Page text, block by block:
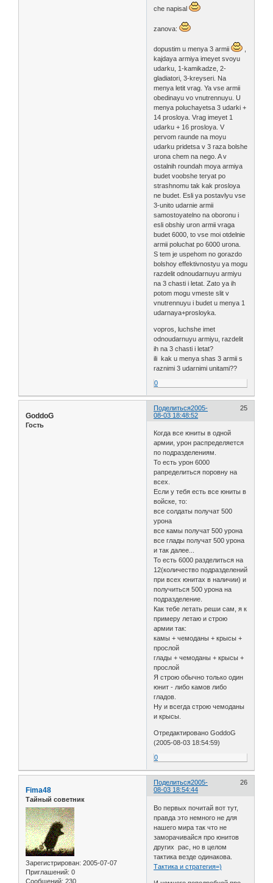
che napisal
zanova:
dopustim u menya 3 armii
kajdaya armiya imeyet svoyu
udarku, 1-kamikadze, 2-
gladiatori, 3-kreyseri. Na
menya letit vrag. Ya vse armii
obedinayu vo vnutrennuyu. U
menya poluchayetsa 3 udarki +
14 prosloya. Vrag imeyet 1
udarku + 16 prosloya. V
pervom raunde na moyu
udarku pridetsa v 3 raza bolshe
urona chem na nego. A v
ostalnih roundah moya armiya
budet voobshe teryat po
strashnomu tak kak prosloya
ne budet. Esli ya postavlyu vse
3-unito udarnie armii
samostoyatelno na oboronu i
esli obshiy uron armii vraga
budet 6000, to vse moi otdelnie
armii poluchat po 6000 urona.
S tem je uspehom no gorazdo
bolshoy effektivnostyu ya mogu
razdelit odnoudarnuyu armiyu
na 3 chasti i letat. Zato ya ih
potom mogu vmeste slit v
vnutrennuyu i budet u menya 1
udarnaya+prosloyka.
vopros, luchshe imet
odnoudarnuyu armiyu, razdelit
ih na 3 chasti i letat?
ili kak u menya shas 3 armii s
raznimi 3 udarnimi unitami??
0
Поделиться 25
2005-
08-03 18:48:52
GoddoG
Гость
Когда все юниты в одной
армии, урон распределяется
по подразделениям.
То есть урон 6000
рапределиться поровну на
всех.
Если у тебя есть все юниты в
войске, то:
все солдаты получат 500
урона
все камы получат 500 урона
все глады получат 500 урона
и так далее...
То есть 6000 разделиться на
12(количество подразделений
при всех юнитах в наличии) и
получиться 500 урона на
подразделение.
Как тебе летать реши сам, я к
примеру летаю и строю
армии так:
камы + чемоданы + крысы +
прослой
глады + чемоданы + крысы +
прослой
Я строю обычно только один
юнит - либо камов либо
гладов.
Ну и всегда строю чемоданы
и крысы.
Отредактировано GoddoG
(2005-08-03 18:54:59)
0
Поделиться 26
2005-
08-03 18:54:44
Fima48
Тайный советник
Зарегистрирован: 2005-07-07
Приглашений: 0
Сообщений: 230
Во первых почитай вот тут,
правда это немного не для
нашего мира так что не
заморачивайся про юнитов
других рас, но в целом
тактика везде одинакова.
Тактика и стратегия=)